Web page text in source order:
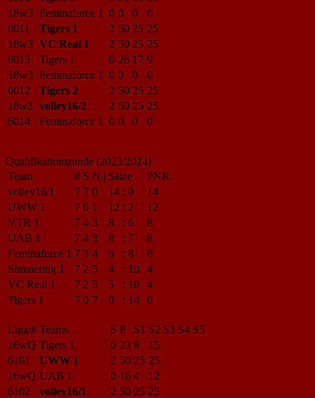
18w3 Feminaforce 1 0 0 0
0
6011
Tigers 1 2 50 25 25
18w3 VC Real 1 2 50 25 25
6013
Tigers 1 0 26 17 9
18w3 Feminaforce 1 0 0 0
0
6012
Tigers 2 2 50 25 25
18w3 volley16/2 2 50 25 25
6014
Feminaforce 1 0 0 0 0
Qualifikationsrunde (2023/2024)
Team
# S N | Sätze | PNK
volley16/1
7 7 0 14 : 0
14
UWW 1
7 6 1 12 : 2
12
VTR 1
7 4 3 8 : 6
8
UAB 1
7 4 3 8 : 7
8
Feminaforce 1 7 3 4 6 : 8
6
Simmering 1
7 2 5 4 : 10
4
VC Real 1
7 2 5 5 : 10
4
Tigers 1
7 0 7 0 : 14 0
Liga/# Teams S P S1 S2 S3 S4 S5
16wQ Tigers 1 0 23 8
15
6101
UWW 1 2 50 25 25
16wQ UAB 1 0 16 4
12
6102
volley16/1 2 50 25 25